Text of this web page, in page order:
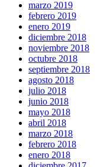
marzo 2019
febrero 2019
enero 2019
diciembre 2018
noviembre 2018
octubre 2018
septiembre 2018
agosto 2018
julio 2018
junio 2018
mayo 2018
abril 2018
marzo 2018
febrero 2018
enero 2018